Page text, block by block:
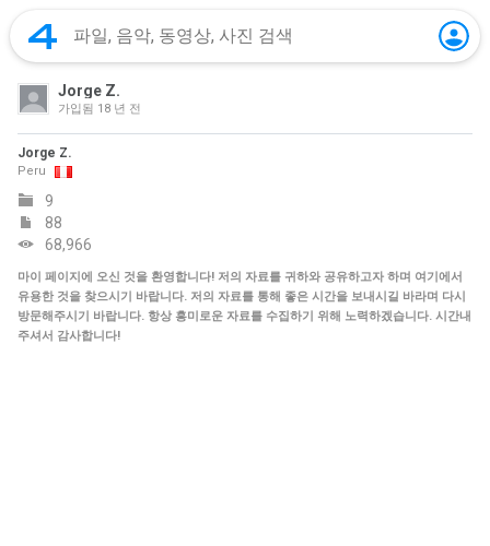
Jorge Z.
가입됨 18 년 전
Jorge Z.
Peru
9
88
68,966
마이 페이지에 오신 것을 환영합니다! 저의 자료를 귀하와 공유하고자 하며 여기에서
유용한 것을 찾으시기 바랍니다. 저의 자료를 통해 좋은 시간을 보내시길 바라며 다시
방문해주시기 바랍니다. 항상 흥미로운 자료를 수집하기 위해 노력하겠습니다. 시간내
주셔서 감사합니다!